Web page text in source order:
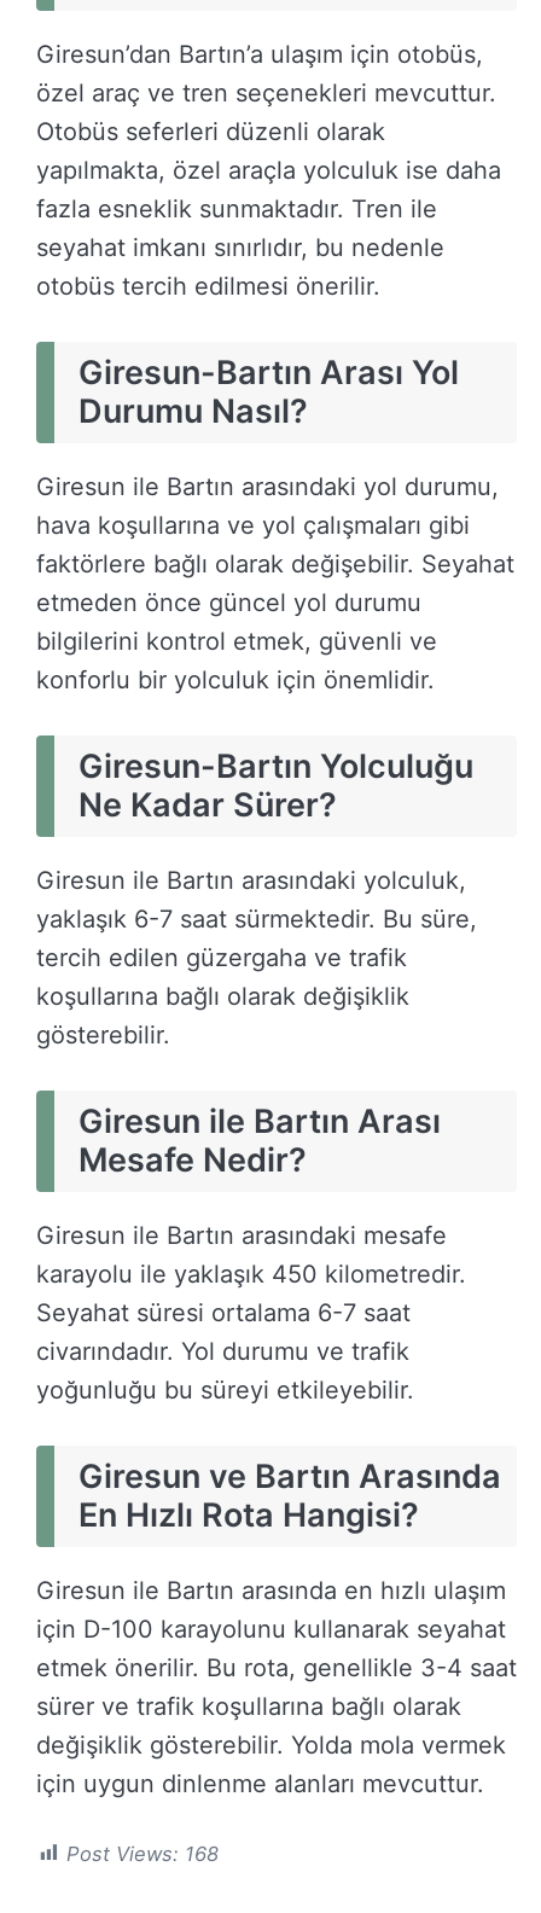
Giresun’dan Bartın’a ulaşım için otobüs,
özel araç ve tren seçenekleri mevcuttur.
Otobüs seferleri düzenli olarak
yapılmakta, özel araçla yolculuk ise daha
fazla esneklik sunmaktadır. Tren ile
seyahat imkanı sınırlıdır, bu nedenle
otobüs tercih edilmesi önerilir.
Giresun-Bartın Arası Yol
Durumu Nasıl?
Giresun ile Bartın arasındaki yol durumu,
hava koşullarına ve yol çalışmaları gibi
faktörlere bağlı olarak değişebilir. Seyahat
etmeden önce güncel yol durumu
bilgilerini kontrol etmek, güvenli ve
konforlu bir yolculuk için önemlidir.
Giresun-Bartın Yolculuğu
Ne Kadar Sürer?
Giresun ile Bartın arasındaki yolculuk,
yaklaşık 6-7 saat sürmektedir. Bu süre,
tercih edilen güzergaha ve trafik
koşullarına bağlı olarak değişiklik
gösterebilir.
Giresun ile Bartın Arası
Mesafe Nedir?
Giresun ile Bartın arasındaki mesafe
karayolu ile yaklaşık 450 kilometredir.
Seyahat süresi ortalama 6-7 saat
civarındadır. Yol durumu ve trafik
yoğunluğu bu süreyi etkileyebilir.
Giresun ve Bartın Arasında
En Hızlı Rota Hangisi?
Giresun ile Bartın arasında en hızlı ulaşım
için D-100 karayolunu kullanarak seyahat
etmek önerilir. Bu rota, genellikle 3-4 saat
sürer ve trafik koşullarına bağlı olarak
değişiklik gösterebilir. Yolda mola vermek
için uygun dinlenme alanları mevcuttur.
Post Views: 168